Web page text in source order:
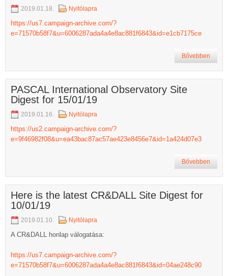
2019.01.18. Nyitólapra
https://us7.campaign-archive.com/?
e=71570b58f7&u=6006287ada4a4e8ac881f6843&id=e1cb7175ce
Bővebben
PASCAL International Observatory Site
Digest for 15/01/19
2019.01.16. Nyitólapra
https://us2.campaign-archive.com/?
e=9f46982f08&u=ea43bac87ac57ae423e8456e7&id=1a424d07e3
Bővebben
Here is the latest CR&DALL Site Digest for
10/01/19
2019.01.10. Nyitólapra
A CR&DALL honlap válogatása:
https://us7.campaign-archive.com/?
e=71570b58f7&u=6006287ada4a4e8ac881f6843&id=04ae248c90